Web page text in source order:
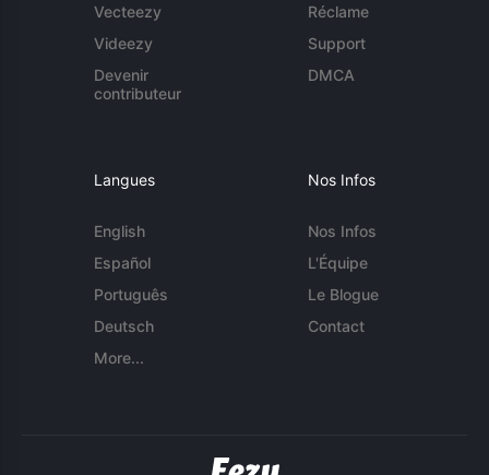
Vecteezy
Videezy
Devenir
contributeur
Réclame
Support
DMCA
Langues
English
Español
Português
Deutsch
More...
Nos Infos
Nos Infos
L'Équipe
Le Blogue
Contact